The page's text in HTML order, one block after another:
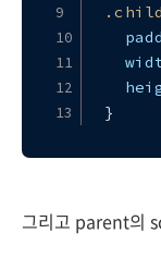
.child
}
그리고 parent의